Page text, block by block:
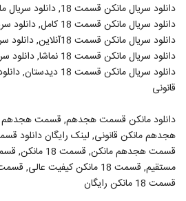
قانونی
دانلود مانکن قسمت هجدهم, قسمت هجدهم
هجدهم مانکن قانونی, لینک رایگان دانلود
قسمت 18 مانکن رایگان